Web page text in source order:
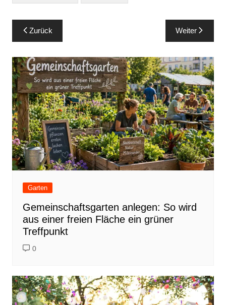
Beitragsnavigation
Zurück Weiter
Garten
Gemeinschaftsgarten anlegen: So wird
aus einer freien Fläche ein grüner
Treffpunkt
0